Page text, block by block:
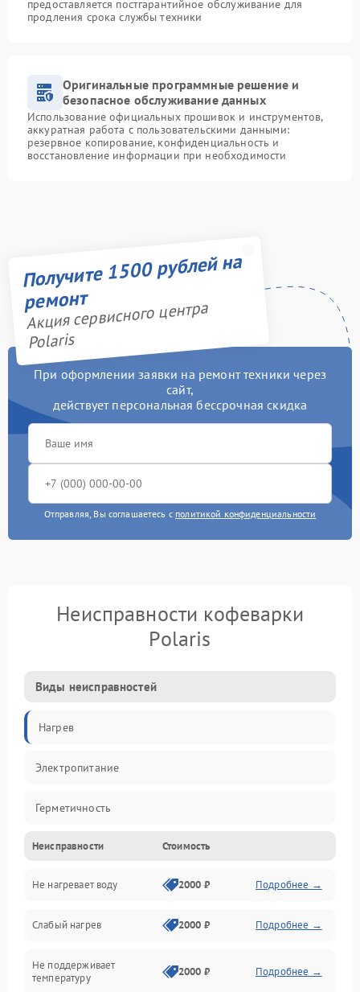
предоставляется постгарантийное обслуживание для
продления срока службы техники
Оригинальные программные решение и
безопасное обслуживание данных
Использование официальных прошивок и инструментов,
аккуратная работа с пользовательскими данными:
резервное копирование, конфиденциальность и
восстановление информации при необходимости
Получите 1500 рублей на
ремонт
Акция сервисного центра
Polaris
При оформлении заявки на ремонт техники через
сайт,
действует персональная бессрочная скидка
Отправляя, Вы соглашаетесь с политикой конфиденциальности
Неисправности кофеварки
Polaris
Виды неисправностей
Нагрев
Электропитание
Герметичность
Неисправности Стоимость
Не нагревает воду 2000 ₽ Подробнее →
Слабый нагрев 2000 ₽ Подробнее →
Не поддерживает
температуру
2000 ₽ Подробнее →